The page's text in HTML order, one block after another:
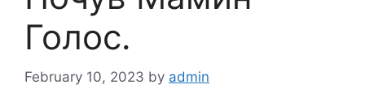
Голос.
February 10, 2023 by admin